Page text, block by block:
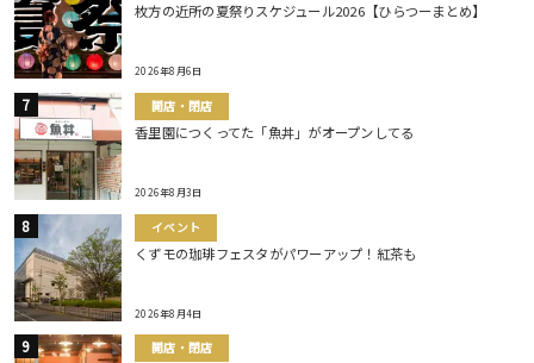
枚方の近所の夏祭りスケジュール2026【ひらつーまとめ】
2026年8月6日
開店・閉店
香里園につくってた「魚丼」がオープンしてる
2026年8月3日
イベント
くずモの珈琲フェスタがパワーアップ！紅茶も
2026年8月4日
開店・閉店